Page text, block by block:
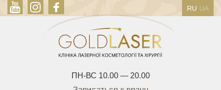
RU UA
ПН-ВС 10.00 — 20.00